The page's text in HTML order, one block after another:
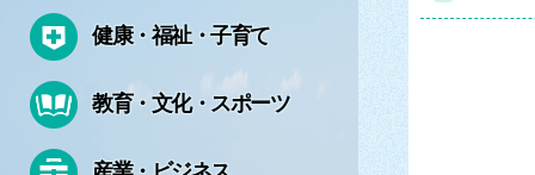
健康・福祉・子育て
教育・文化・スポーツ